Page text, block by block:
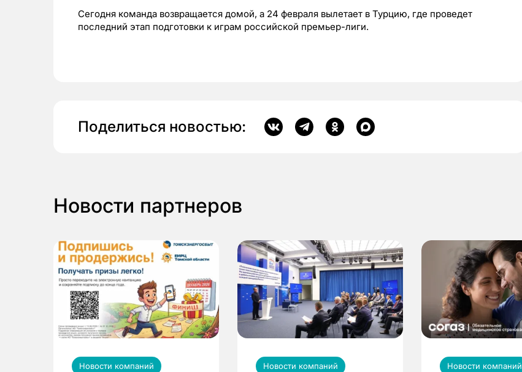
Сегодня команда возвращается домой, а 24 февраля вылетает в Турцию, где проведет
последний этап подготовки к играм российской премьер-лиги.
Поделиться новостью:
Новости партнеров
Новости компаний Новости компаний Новости компаний